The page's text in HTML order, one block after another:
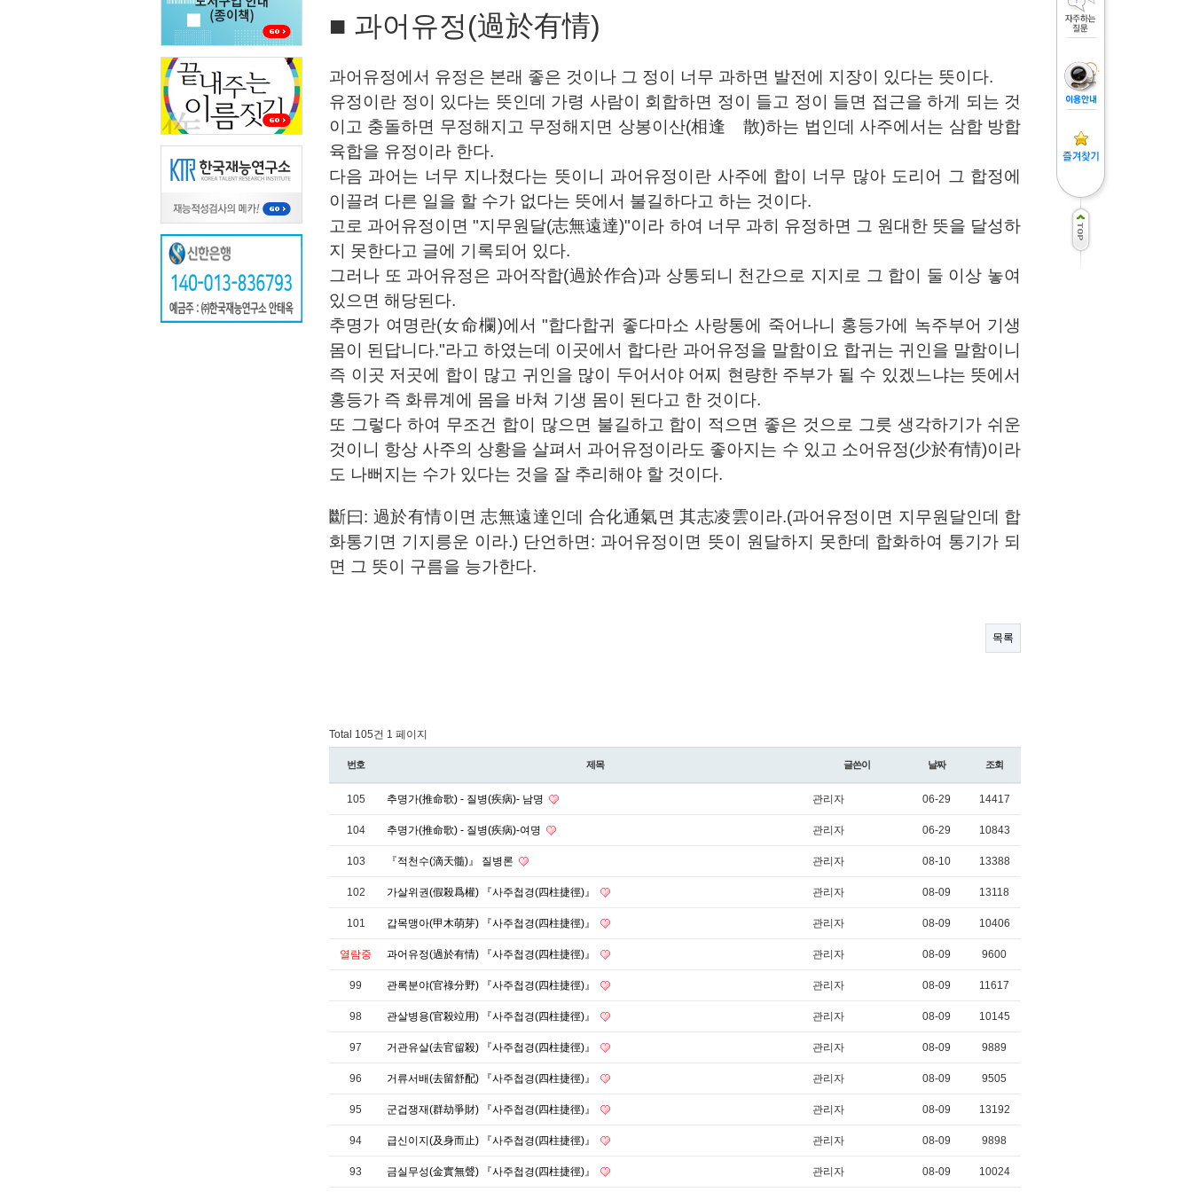
■ 과어유정(過於有情)
과어유정에서 유정은 본래 좋은 것이나 그 정이 너무 과하면 발전에 지장이 있다는 뜻이다.
유정이란 정이 있다는 뜻인데 가령 사람이 회합하면 정이 들고 정이 들면 접근을 하게 되는 것
이고 충돌하면 무정해지고 무정해지면 상봉이산(相逢離散)하는 법인데 사주에서는 삼합 방합
육합을 유정이라 한다.
다음 과어는 너무 지나쳤다는 뜻이니 과어유정이란 사주에 합이 너무 많아 도리어 그 합정에
이끌려 다른 일을 할 수가 없다는 뜻에서 불길하다고 하는 것이다.
고로 과어유정이면 "지무원달(志無遠達)"이라 하여 너무 과히 유정하면 그 원대한 뜻을 달성하
지 못한다고 글에 기록되어 있다.
그러나 또 과어유정은 과어작합(過於作合)과 상통되니 천간으로 지지로 그 합이 둘 이상 놓여
있으면 해당된다.
추명가 여명란(女命欄)에서 "합다합귀 좋다마소 사랑통에 죽어나니 홍등가에 녹주부어 기생
몸이 된답니다."라고 하였는데 이곳에서 합다란 과어유정을 말함이요 합귀는 귀인을 말함이니
즉 이곳 저곳에 합이 많고 귀인을 많이 두어서야 어찌 현량한 주부가 될 수 있겠느냐는 뜻에서
홍등가 즉 화류계에 몸을 바쳐 기생 몸이 된다고 한 것이다.
또 그렇다 하여 무조건 합이 많으면 불길하고 합이 적으면 좋은 것으로 그릇 생각하기가 쉬운
것이니 항상 사주의 상황을 살펴서 과어유정이라도 좋아지는 수 있고 소어유정(少於有情)이라
도 나뻐지는 수가 있다는 것을 잘 추리해야 할 것이다.
斷曰: 過於有情이면 志無遠達인데 合化通氣면 其志凌雲이라.(과어유정이면 지무원달인데 합
화통기면 기지릉운 이라.) 단언하면: 과어유정이면 뜻이 원달하지 못한데 합화하여 통기가 되
면 그 뜻이 구름을 능가한다.
목록
Total 105건 1 페이지
번호 제목 글쓴이 날짜 조회
105 추명가(推命歌) - 질병(疾病)- 남명 관리자 06-29 14417
104 추명가(推命歌) - 질병(疾病)-여명 관리자 06-29 10843
103 『적천수(滴天髓)』 질병론 관리자 08-10 13388
102 가살위권(假殺爲權) 『사주첩경(四柱捷徑)』 관리자 08-09 13118
101 갑목맹아(甲木萌芽) 『사주첩경(四柱捷徑)』 관리자 08-09 10406
열람중 과어유정(過於有情) 『사주첩경(四柱捷徑)』 관리자 08-09 9600
99 관록분야(官祿分野) 『사주첩경(四柱捷徑)』 관리자 08-09 11617
98 관살병용(官殺竝用) 『사주첩경(四柱捷徑)』 관리자 08-09 10145
97 거관유살(去官留殺) 『사주첩경(四柱捷徑)』 관리자 08-09 9889
96 거류서배(去留舒配) 『사주첩경(四柱捷徑)』 관리자 08-09 9505
95 군겁쟁재(群劫爭財) 『사주첩경(四柱捷徑)』 관리자 08-09 13192
94 급신이지(及身而止) 『사주첩경(四柱捷徑)』 관리자 08-09 9898
93 금실무성(金實無聲) 『사주첩경(四柱捷徑)』 관리자 08-09 10024